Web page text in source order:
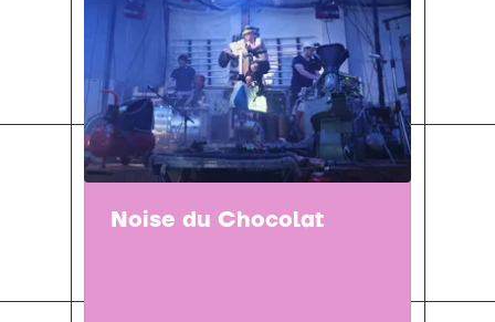
Noise du Chocolat